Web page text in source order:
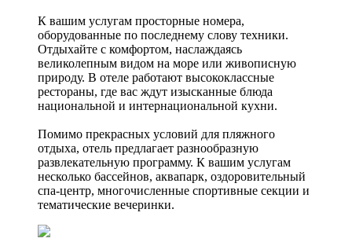
К вашим услугам просторные номера,
оборудованные по последнему слову техники.
Отдыхайте с комфортом, наслаждаясь
великолепным видом на море или живописную
природу. В отеле работают высококлассные
рестораны, где вас ждут изысканные блюда
национальной и интернациональной кухни.
Помимо прекрасных условий для пляжного
отдыха, отель предлагает разнообразную
развлекательную программу. К вашим услугам
несколько бассейнов, аквапарк, оздоровительный
спа-центр, многочисленные спортивные секции и
тематические вечеринки.